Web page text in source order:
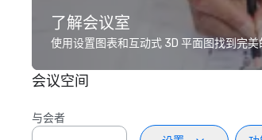
了解会议室
使用设置图表和互动式 3D 平面图找到完美
会议空间
与会者